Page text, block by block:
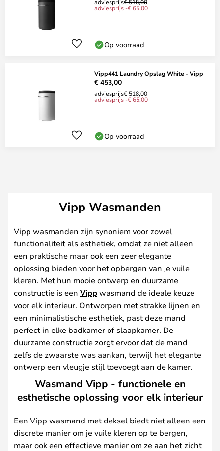
adviesprijs€ 518,00
adviesprijs -€ 65,00
Op voorraad
Vipp441 Laundry Opslag White - Vipp
€ 453,00
adviesprijs€ 518,00
adviesprijs -€ 65,00
Op voorraad
Vipp Wasmanden
Vipp wasmanden zijn synoniem voor zowel
functionaliteit als esthetiek, omdat ze niet alleen
een praktische maar ook een zeer elegante
oplossing bieden voor het opbergen van je vuile
kleren. Met hun mooie ontwerp en duurzame
constructie is een Vippwasmand de ideale keuze
voor elk interieur. Ontworpen met strakke lijnen en
een minimalistische esthetiek, past deze mand
perfect in elke badkamer of slaapkamer. De
duurzame constructie zorgt ervoor dat de mand
zelfs de zwaarste was aankan, terwijl het elegante
ontwerp een vleugje stijl toevoegt aan de kamer.
Wasmand Vipp - functionele en
esthetische oplossing voor elk interieur
Een Vipp wasmand met deksel biedt niet alleen een
discrete manier om je vuile kleren op te bergen,
maar ook een effectieve manier om ze aan het zicht